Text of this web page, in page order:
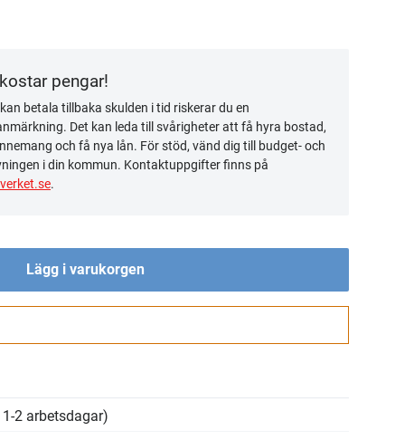
pengar!
betala tillbaka skulden i tid riskerar du en
Det kan leda till svårigheter att få hyra bostad,
och få nya lån. För stöd, vänd dig till budget- och
i din kommun. Kontaktuppgifter finns på
.
Lägg i varukorgen
2 arbetsdagar)